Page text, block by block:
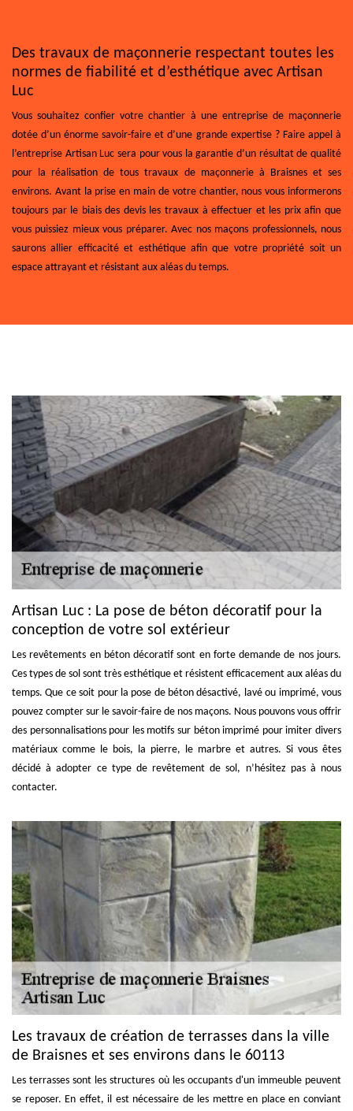
Des travaux de maçonnerie respectant toutes les
normes de fiabilité et d’esthétique avec Artisan
Luc
Vous souhaitez confier votre chantier à une entreprise de maçonnerie
dotée d’un énorme savoir-faire et d’une grande expertise ? Faire appel à
l’entreprise Artisan Luc sera pour vous la garantie d’un résultat de qualité
pour la réalisation de tous travaux de maçonnerie à Braisnes et ses
environs. Avant la prise en main de votre chantier, nous vous informerons
toujours par le biais des devis les travaux à effectuer et les prix afin que
vous puissiez mieux vous préparer. Avec nos maçons professionnels, nous
saurons allier efficacité et esthétique afin que votre propriété soit un
espace attrayant et résistant aux aléas du temps.
Artisan Luc : La pose de béton décoratif pour la
conception de votre sol extérieur
Les revêtements en béton décoratif sont en forte demande de nos jours.
Ces types de sol sont très esthétique et résistent efficacement aux aléas du
temps. Que ce soit pour la pose de béton désactivé, lavé ou imprimé, vous
pouvez compter sur le savoir-faire de nos maçons. Nous pouvons vous offrir
des personnalisations pour les motifs sur béton imprimé pour imiter divers
matériaux comme le bois, la pierre, le marbre et autres. Si vous êtes
décidé à adopter ce type de revêtement de sol, n’hésitez pas à nous
contacter.
Les travaux de création de terrasses dans la ville
de Braisnes et ses environs dans le 60113
Les terrasses sont les structures où les occupants d'un immeuble peuvent
se reposer. En effet, il est nécessaire de les mettre en place en conviant